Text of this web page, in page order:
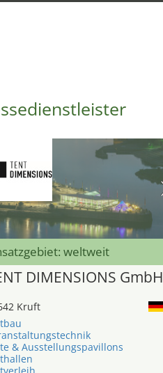
weltweit
DIMENSIONS GmbH
Kruft
& Ausstellungspavillons